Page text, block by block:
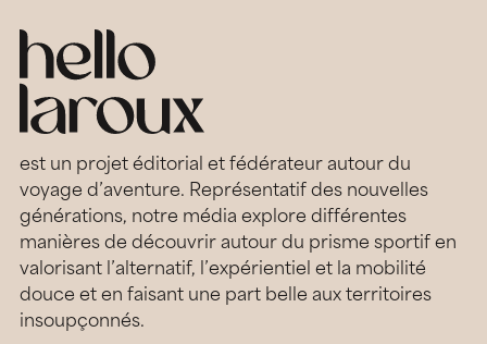
est un projet éditorial et fédérateur autour du
voyage d’aventure. Représentatif des nouvelles
générations, notre média explore différentes
manières de découvrir autour du prisme sportif en
valorisant l’alternatif, l’expérientiel et la mobilité
douce et en faisant une part belle aux territoires
insoupçonnés.